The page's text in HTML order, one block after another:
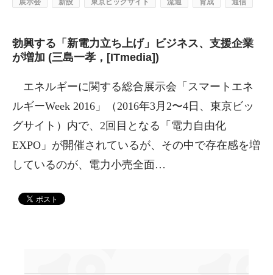
展示会
新設 東京ビッグサイト 流通 育成 通信
勃興する「新電力立ち上げ」ビジネス、支援企業
が増加 (三島一孝，[ITmedia])
エネルギーに関する総合展示会「スマートエネ
ルギーWeek 2016」（2016年3月2〜4日、東京ビッ
グサイト）内で、2回目となる「電力自由化
EXPO」が開催されているが、その中で存在感を増
しているのが、電力小売全面…